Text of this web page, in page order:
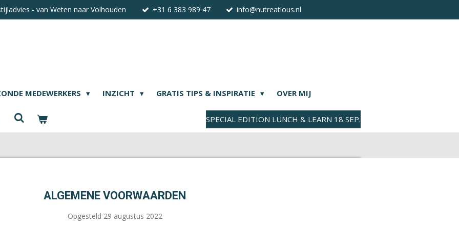
- van Weten naar Volhouden +31 6 383 989 47 info@nutreatious.nl
MEDEWERKERS INZICHT GRATIS TIPS & INSPIRATIE OVER MIJ
SPECIAL EDITION LUNCH & LEARN 18 SEP.
ALGEMENE VOORWAARDEN
Opgesteld 29 augustus 2022